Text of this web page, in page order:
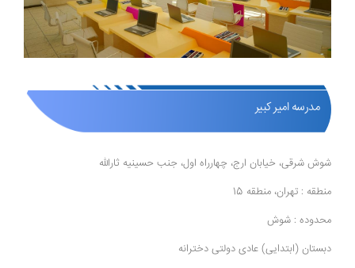
مدرسه امیر کبیر
شوش شرقی، خیابان ارج، چهارراه اول، جنب حسینیه ثارالله
منطقه : تهران، منطقه 15
محدوده : شوش
دبستان (ابتدایی) عادی دولتی دخترانه